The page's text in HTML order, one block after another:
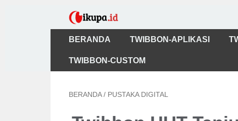
BERANDA TWIBBON-APLIKASI
TWIBBON-CUSTOM
BERANDA / PUSTAKA DIGITAL